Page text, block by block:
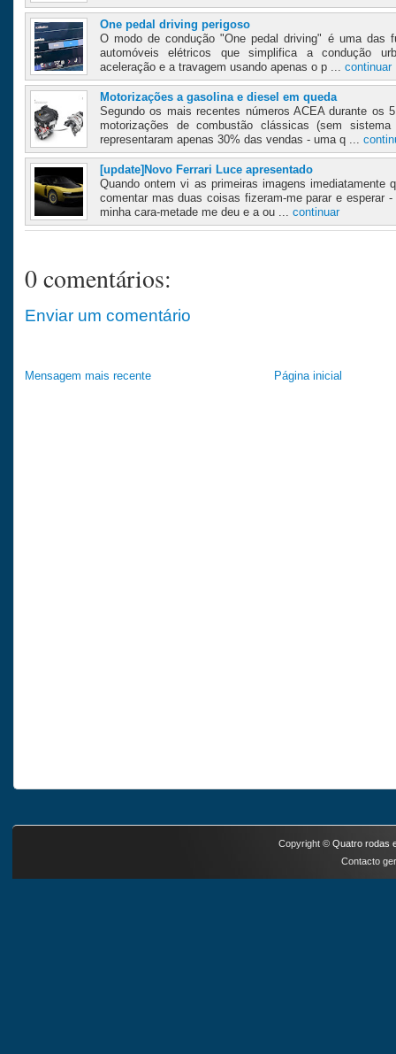
One pedal driving perigoso
O modo de condução "One pedal driving" é uma das
automóveis elétricos que simplifica a condução
aceleração e a travagem usando apenas o p ... continuar
Motorizações a gasolina e diesel em queda
Segundo os mais recentes números ACEA durante os
motorizações de combustão clássicas (sem
representaram apenas 30% das vendas - uma q ...
[update]Novo Ferrari Luce apresentado
Quando ontem vi as primeiras imagens imediatamente
comentar mas duas coisas fizeram-me parar e esperar
minha cara-metade me deu e a ou ... continuar
0 comentários:
Enviar um comentário
Mensagem mais recente Página inicial
Copyright © Quatro rodas
Contacto